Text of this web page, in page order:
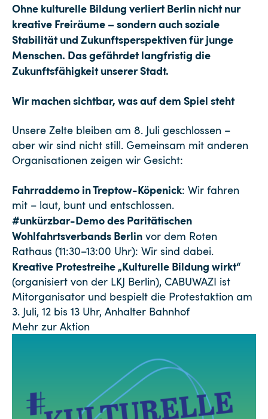
Ohne kulturelle Bildung verliert Berlin nicht nur
kreative Freiräume – sondern auch soziale
Stabilität und Zukunftsperspektiven für junge
Menschen. Das gefährdet langfristig die
Zukunftsfähigkeit unserer Stadt.
Wir machen sichtbar, was auf dem Spiel steht
Unsere Zelte bleiben am 8. Juli geschlossen –
aber wir sind nicht still. Gemeinsam mit anderen
Organisationen zeigen wir Gesicht:
Fahrraddemo in Treptow-Köpenick: Wir fahren
mit – laut, bunt und entschlossen.
#unkürzbar-Demo des Paritätischen
Wohlfahrtsverbands Berlin vor dem Roten
Rathaus (11:30–13:00 Uhr): Wir sind dabei.
Kreative Protestreihe „Kulturelle Bildung wirkt“
(organisiert von der LKJ Berlin), CABUWAZI ist
Mitorganisator und bespielt die Protestaktion am
3. Juli, 12 bis 13 Uhr, Anhalter Bahnhof
Mehr zur Aktion